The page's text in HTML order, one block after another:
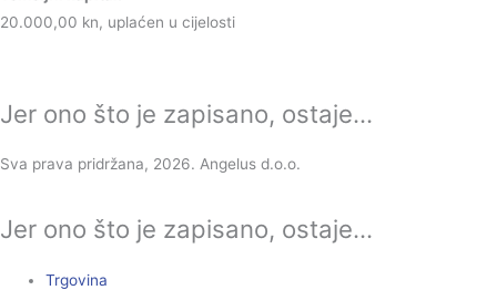
20.000,00 kn, uplaćen u cijelosti
Jer ono što je zapisano, ostaje...
Sva prava pridržana, 2026. Angelus d.o.o.
Jer ono što je zapisano, ostaje...
Trgovina